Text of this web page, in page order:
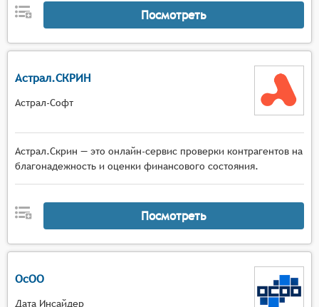
Посмотреть
Астрал.СКРИН
Астрал-Софт
Астрал.Скрин — это онлайн-сервис проверки контрагентов на
благонадежность и оценки финансового состояния.
Посмотреть
ОсОО
Дата Инсайдер